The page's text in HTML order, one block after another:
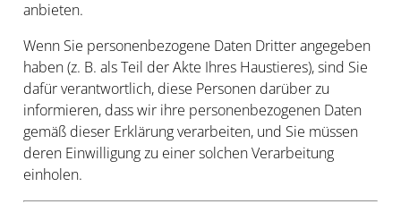
anbieten.
Wenn Sie personenbezogene Daten Dritter angegeben
haben (z. B. als Teil der Akte Ihres Haustieres), sind Sie
dafür verantwortlich, diese Personen darüber zu
informieren, dass wir ihre personenbezogenen Daten
gemäß dieser Erklärung verarbeiten, und Sie müssen
deren Einwilligung zu einer solchen Verarbeitung
einholen.